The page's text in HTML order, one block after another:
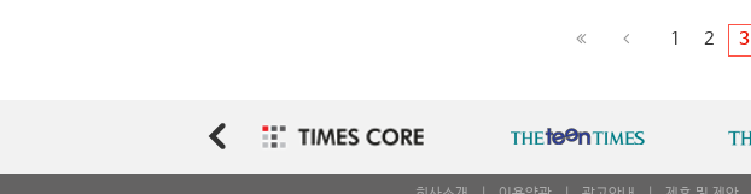
1 2 3